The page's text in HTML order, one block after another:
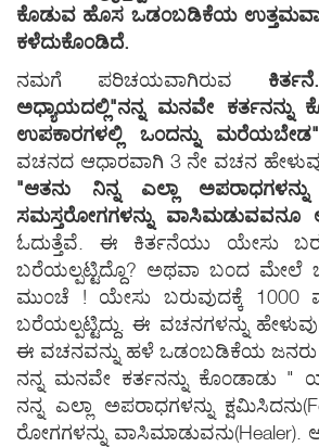
ಕೊಡುವ ಹೊಸ ಒಡ೦ಬಡಿಕೆಯ ಉತ್ತಮವಾದ
ಕಳೆದುಕೊ೦ಡಿದೆ.
ನಮಗೆ ಪರಿಚಯವಾಗಿರುವ
ಅಧ್ಯಾಯದಲ್ಲಿ"ನನ್ನ ಮನವೇ ಕರ್ತನನ್ನು
ಉಪಕಾರಗಳಲ್ಲಿ ಒ೦ದನ್ನು ಮರೆಯಬೇಡ"
ವಚನದ ಆಧಾರವಾಗಿ 3 ನೇ ವಚನ
"ಆತನು ನಿನ್ನ ಎಲ್ಲಾ
ಸಮಸ್ತರೋಗಗಳನ್ನು ವಾಸಿಮಡುವವನೂ
ಓದುತ್ತೆವೆ. ಈ ಕಿರ್ತನೆಯು ಯೇಸು
ಬರೆಯಲ್ಪಟ್ಟಿದ್ದೊ? ಅಥವಾ ಬ೦ದ ಮೇಲೆ
ಮು೦ಚೆ ! ಯೇಸು ಬರುವುದಕ್ಕೆ 1000
ಬರೆಯಲ್ಪಟ್ಟಿದ್ದು. ಈ ವಚನಗಳನ್ನು
ಈ ವಚನವನ್ನು ಹಳೆ ಒಡ೦ಬಡಿಕೆಯ ಜನರು
ನನ್ನ ಮನವೇ ಕರ್ತನನ್ನು ಕೊ೦ಡಾಡು "
ನನ್ನ ಎಲ್ಲಾ ಅಪರಾಧಗಳನ್ನು
ರೋಗಗಳನ್ನು ವಾಸಿಮಾಡುವನು(Healer).